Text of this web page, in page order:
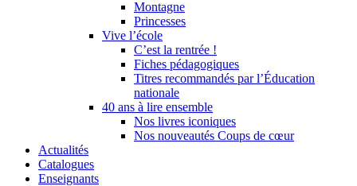
Montagne
Princesses
Vive l’école
C’est la rentrée !
Fiches pédagogiques
Titres recommandés par l’Éducation
nationale
40 ans à lire ensemble
Nos livres iconiques
Nos nouveautés Coups de cœur
Actualités
Catalogues
Enseignants